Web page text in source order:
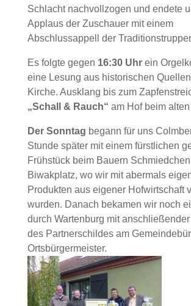
Schlacht nachvollzogen und endete
Applaus der Zuschauer mit einem
Abschlussappell der
Es folgte gegen 16:30 Uhrein
eine Lesung aus historischen
Kirche. Ausklang bis zum
„Schall & Rauch“ am Hof beim
Der Sonntag begann für uns
Stunde später mit einem fürstlichen
Frühstück beim Bauern
Biwakplatz, wo wir mit abermals
Produkten aus eigener Hofwirtschaft
wurden. Danach bekamen wir noch
durch Wartenburg mit
des Partnerschildes am
Ortsbürgermeister.